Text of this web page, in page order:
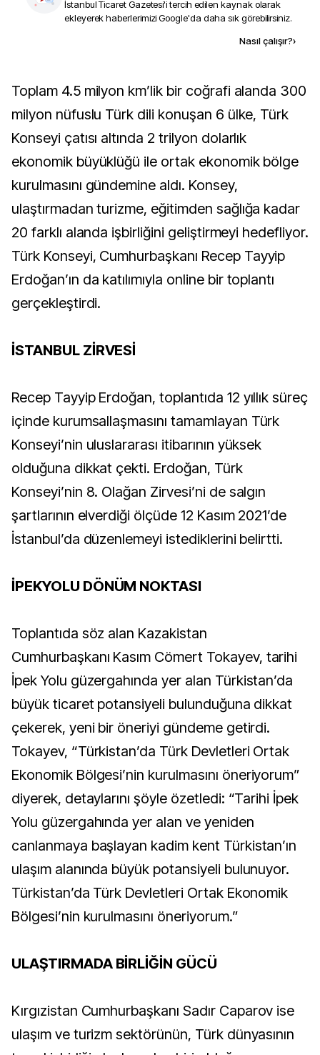
İstanbul Ticaret Gazetesi'i tercih edilen kaynak olarak
ekleyerek haberlerimizi Google'da daha sık görebilirsiniz.
Nasıl çalışır?›
Toplam 4.5 milyon km’lik bir coğrafi alanda 300
milyon nüfuslu Türk dili konuşan 6 ülke, Türk
Konseyi çatısı altında 2 trilyon dolarlık
ekonomik büyüklüğü ile ortak ekonomik bölge
kurulmasını gündemine aldı. Konsey,
ulaştırmadan turizme, eğitimden sağlığa kadar
20 farklı alanda işbirliğini geliştirmeyi hedefliyor.
Türk Konseyi, Cumhurbaşkanı Recep Tayyip
Erdoğan’ın da katılımıyla online bir toplantı
gerçekleştirdi.
İSTANBUL ZİRVESİ
Recep Tayyip Erdoğan, toplantıda 12 yıllık süreç
içinde kurumsallaşmasını tamamlayan Türk
Konseyi’nin uluslararası itibarının yüksek
olduğuna dikkat çekti. Erdoğan, Türk
Konseyi’nin 8. Olağan Zirvesi’ni de salgın
şartlarının elverdiği ölçüde 12 Kasım 2021’de
İstanbul’da düzenlemeyi istediklerini belirtti.
İPEKYOLU DÖNÜM NOKTASI
Toplantıda söz alan Kazakistan
Cumhurbaşkanı Kasım Cömert Tokayev, tarihi
İpek Yolu güzergahında yer alan Türkistan’da
büyük ticaret potansiyeli bulunduğuna dikkat
çekerek, yeni bir öneriyi gündeme getirdi.
Tokayev, “Türkistan’da Türk Devletleri Ortak
Ekonomik Bölgesi’nin kurulmasını öneriyorum”
diyerek, detaylarını şöyle özetledi: “Tarihi İpek
Yolu güzergahında yer alan ve yeniden
canlanmaya başlayan kadim kent Türkistan’ın
ulaşım alanında büyük potansiyeli bulunuyor.
Türkistan’da Türk Devletleri Ortak Ekonomik
Bölgesi’nin kurulmasını öneriyorum.”
ULAŞTIRMADA BİRLİĞİN GÜCÜ
Kırgızistan Cumhurbaşkanı Sadır Caparov ise
ulaşım ve turizm sektörünün, Türk dünyasının